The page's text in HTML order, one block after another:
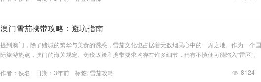
雪茄烟栽培、晾制、...
澳门雪茄携带攻略：避坑指南
提到澳门，除了赌城的繁华与美食的诱惑，雪茄文化也占据着无数烟民心中的一席之地。作为一个国
际旅游热点，澳门的海关规定、免税政策和携带要求均存在许多细节，稍有不慎便可能陷入“雷区”。
华体验。 其一，了解澳门关于雪茄的海关政策至关重要。虽然澳门是中国特别行政区，但其海关政
作者： 佚名 日期：3年前 标签: 雪茄攻略 8124